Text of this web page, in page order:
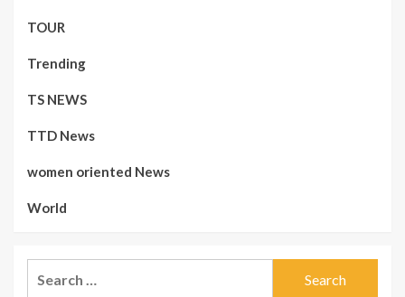
TOUR
Trending
TS NEWS
TTD News
women oriented News
World